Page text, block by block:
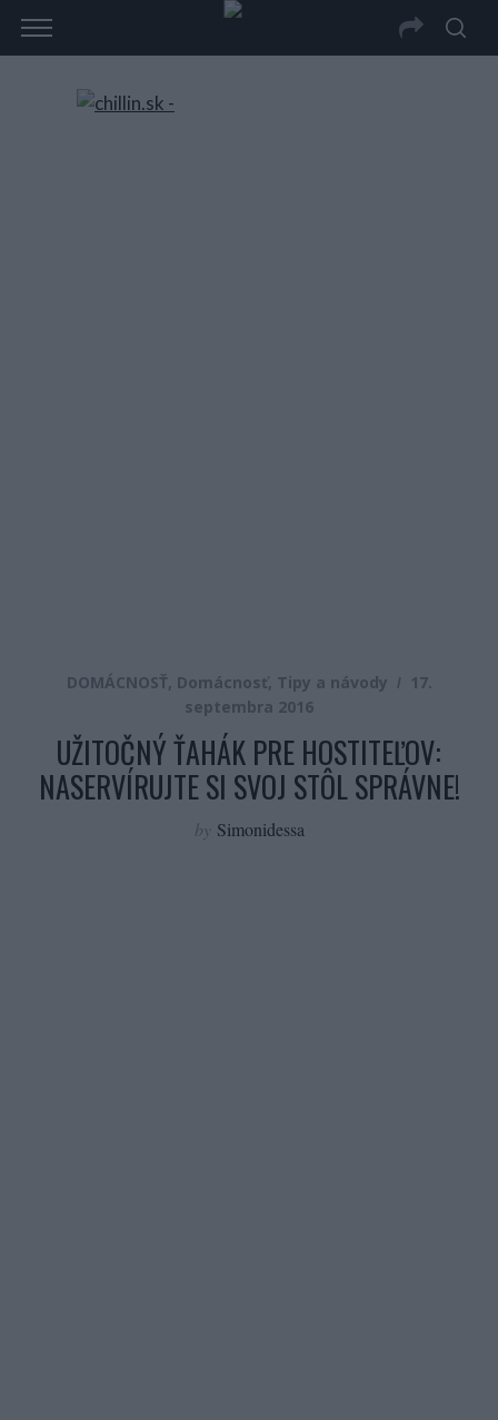
DOMÁCNOSŤ, Domácnosť, Tipy a návody
17.
septembra 2016
UŽITOČNÝ ŤAHÁK PRE HOSTITEĽOV:
NASERVÍRUJTE SI SVOJ STÔL SPRÁVNE!
by Simonidessa